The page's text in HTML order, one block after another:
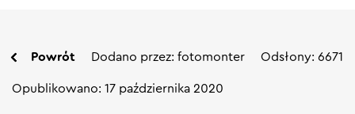
Powrót Dodano przez: fotomonter Odsłony: 6671
Opublikowano: 17 października 2020